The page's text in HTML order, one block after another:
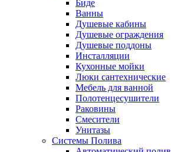
Биде
Ванны
Душевые кабины
Душевые ограждения
Душевые поддоны
Инсталляции
Кухонные мойки
Люки сантехнические
Мебель для ванной
Полотенцесушители
Раковины
Смесители
Унитазы
Системы Полива